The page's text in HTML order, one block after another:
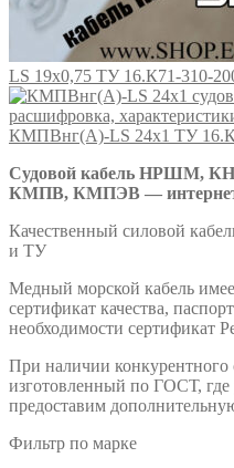
LS 19х0,75 ТУ 16.К71-310-
КМПВнг(А)-LS 24х1 ТУ
Судовой кабель НРШМ,
КМПВ, КМПЭВ — интернет
Качественный силовой
и ТУ
Медный морской кабель
сертификат качества,
необходимости сертификат
При наличии конкурентного
изготовленный по ГОСТ, где
предоставим
Фильтр по марке